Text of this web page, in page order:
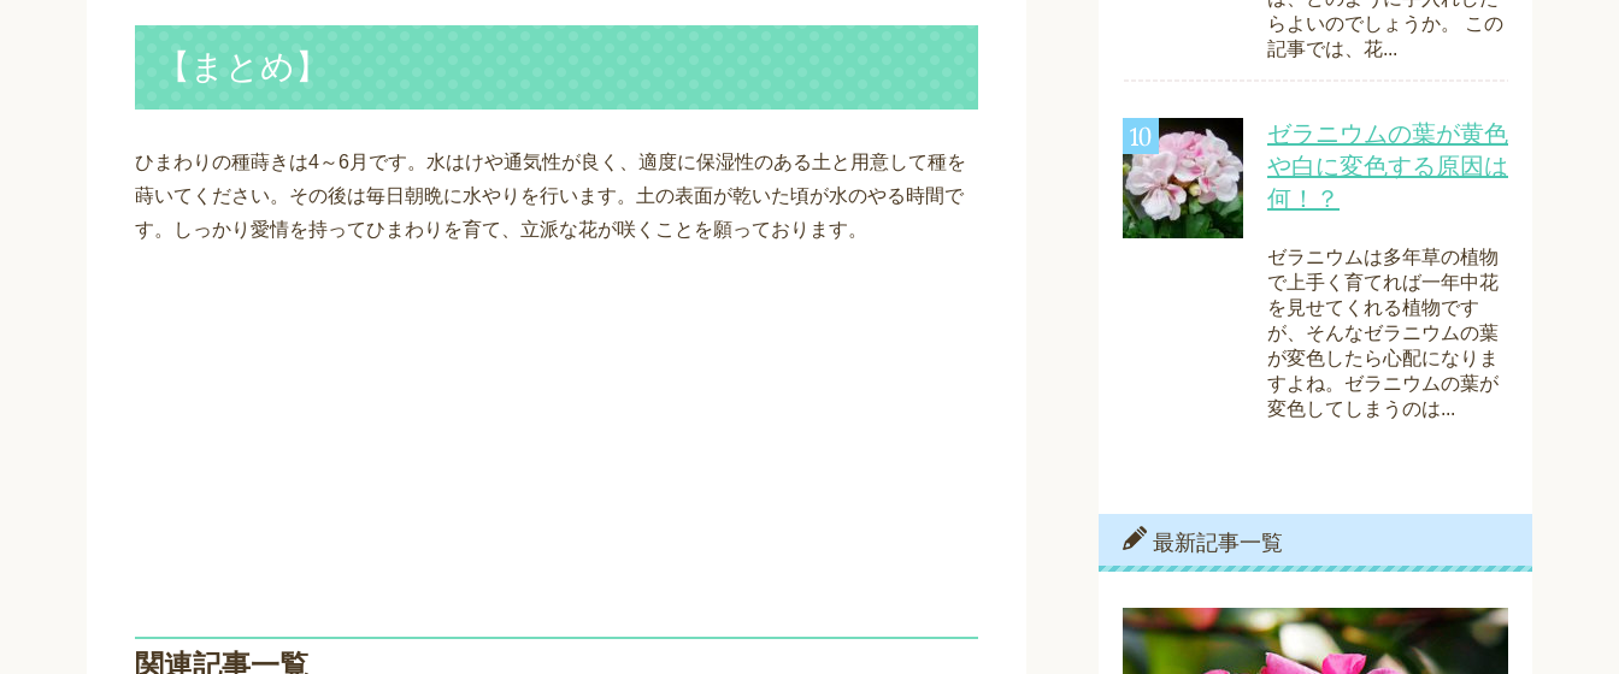
【まとめ】
ひまわりの種蒔きは4～6月です。水はけや通気性が良く、適度に保湿性のある土と用意して種を
蒔いてください。その後は毎日朝晩に水やりを行います。土の表面が乾いた頃が水のやる時間で
す。しっかり愛情を持ってひまわりを育て、立派な花が咲くことを願っております。
関連記事一覧
らよいのでしょうか。 この
記事では、花...
ゼラニウムの葉が黄色
や白に変色する原因は
何！？
ゼラニウムは多年草の植物
で上手く育てれば一年中花
を見せてくれる植物です
が、そんなゼラニウムの葉
が変色したら心配になりま
すよね。ゼラニウムの葉が
変色してしまうのは...
最新記事一覧